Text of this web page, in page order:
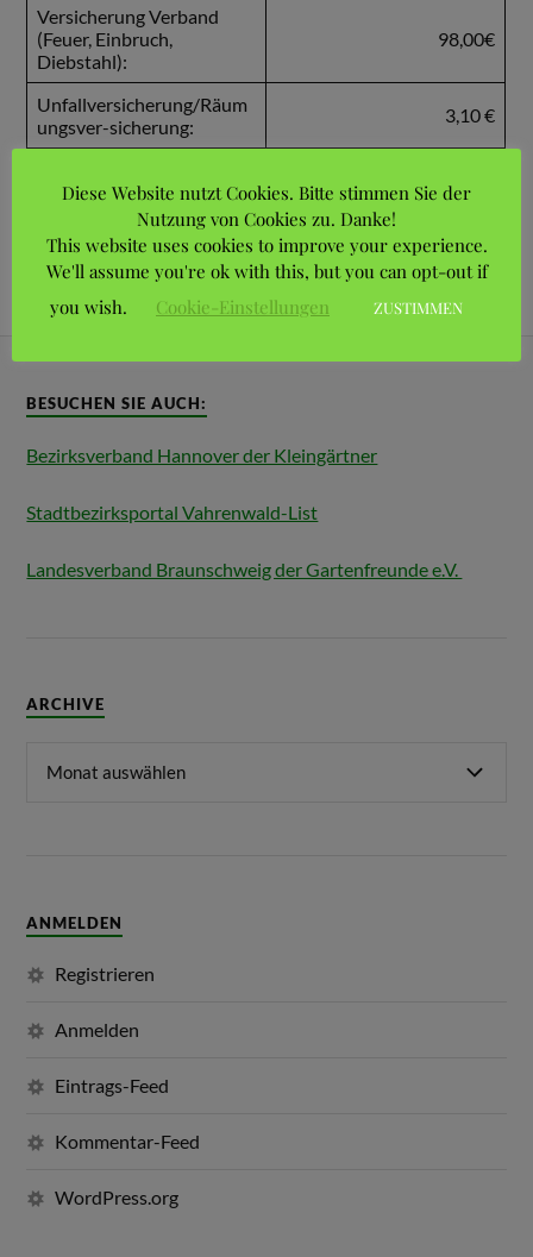
Versicherung Verband
(Feuer, Einbruch,
Diebstahl):
98,00€
Unfallversicherung/Räum
ungsver-sicherung:
3,10 €
Beitrag Fördermitglied: 25,00 €
BESUCHEN SIE AUCH:
Bezirksverband Hannover der Kleingärtner
Stadtbezirksportal Vahrenwald-List
Landesverband Braunschweig der Gartenfreunde e.V.
ARCHIVE
ANMELDEN
Registrieren
Anmelden
Eintrags-Feed
Kommentar-Feed
WordPress.org
Diese Website nutzt Cookies. Bitte stimmen Sie der
Nutzung von Cookies zu. Danke!
This website uses cookies to improve your experience.
We'll assume you're ok with this, but you can opt-out if
you wish.
Cookie-Einstellungen ZUSTIMMEN